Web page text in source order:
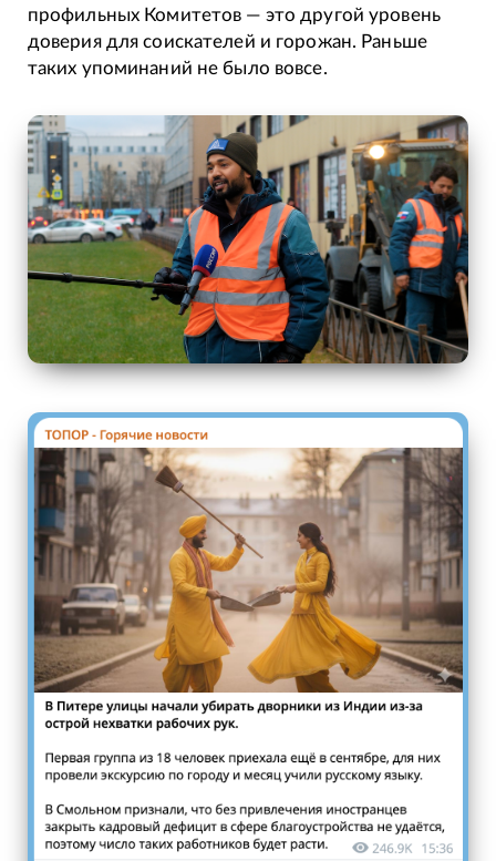
профильных Комитетов — это другой уровень
доверия для соискателей и горожан. Раньше
таких упоминаний не было вовсе.